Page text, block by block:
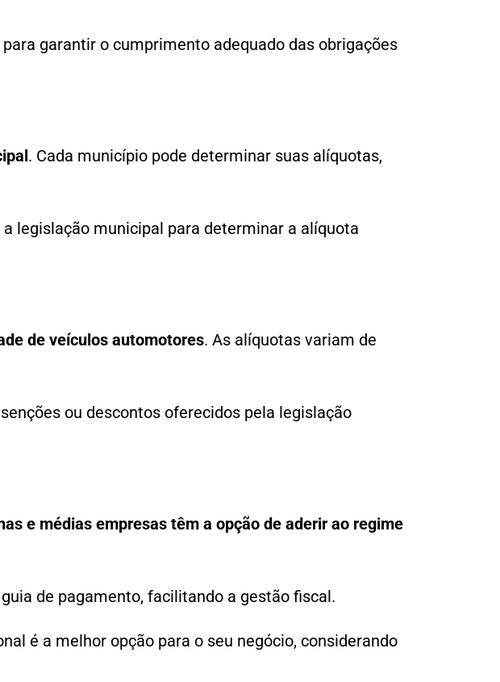
garantir o cumprimento adequado das obrigações
. Cada município pode determinar suas alíquotas,
legislação municipal para determinar a alíquota
de veículos automotores. As alíquotas variam de
ou descontos oferecidos pela legislação
e médias empresas têm a opção de aderir ao regime
de pagamento, facilitando a gestão fiscal.
é a melhor opção para o seu negócio, considerando